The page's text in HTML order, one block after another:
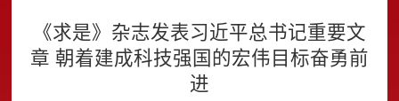
《求是》杂志发表习近平总书记重要文
章 朝着建成科技强国的宏伟目标奋勇前
进